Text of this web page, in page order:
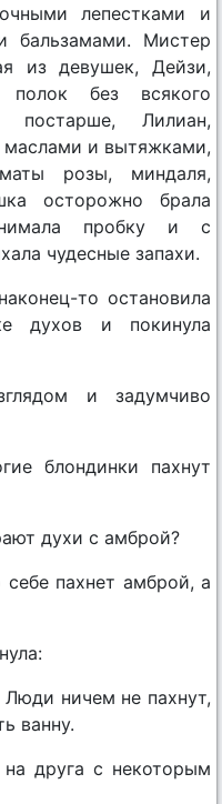
лепестками и
бальзамами. Мистер
из девушек, Дейзи,
полок без всякого
Лилиан,
маслами и вытяжками,
розы, миндаля,
осторожно брала
пробку и с
чудесные запахи.
то остановила
духов и покинула
и задумчиво
блондинки пахнут
духи с амброй?
пахнет амброй, а
ничем не пахнут,
ванну.
друга с некоторым